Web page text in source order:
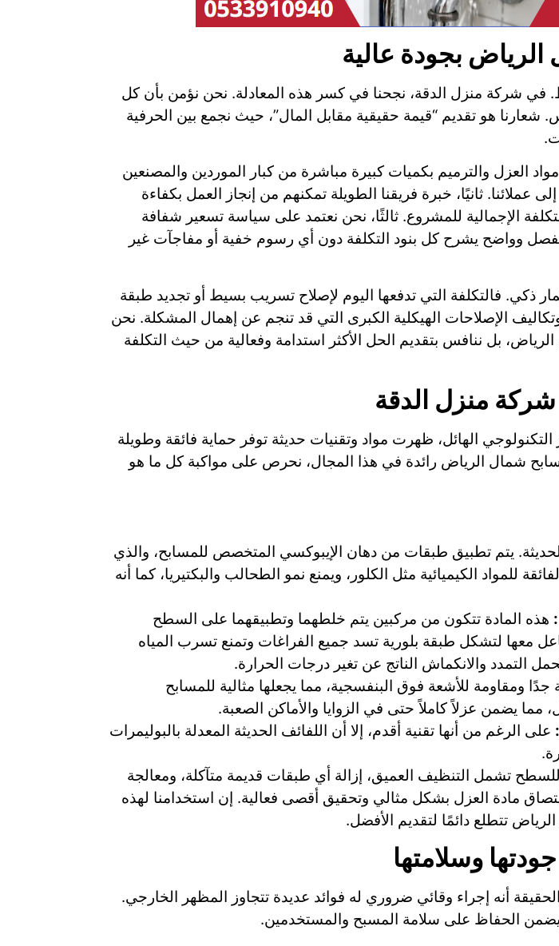
بجودة عالية
في شركة منزل الدقة، نجحنا في كسر هذه المعادلة. نحن نؤمن بأن كل
هو تقديم “قيمة حقيقية مقابل المال”، حيث نجمع بين الحرفية
العزل والترميم بكميات كبيرة مباشرة من كبار الموردين والمصنعين
عملائنا. ثانيًا، خبرة فريقنا الطويلة تمكنهم من إنجاز العمل بكفاءة
الإجمالية للمشروع. ثالثًا، نحن نعتمد على سياسة تسعير شفافة
وواضح يشرح كل بنود التكلفة دون أي رسوم خفية أو مفاجآت غير
فالتكلفة التي تدفعها اليوم لإصلاح تسريب بسيط أو تجديد طبقة
الإصلاحات الهيكلية الكبرى التي قد تنجم عن إهمال المشكلة. نحن
بل ننافس بتقديم الحل الأكثر استدامة وفعالية من حيث التكلفة
منزل الدقة
الهائل، ظهرت مواد وتقنيات حديثة توفر حماية فائقة وطويلة
شمال الرياض رائدة في هذا المجال، نحرص على مواكبة كل ما هو
يتم تطبيق طبقات من دهان الإيبوكسي المتخصص للمسابح، والذي
للمواد الكيميائية مثل الكلور، ويمنع نمو الطحالب والبكتيريا، كما أنه
هذه المادة تتكون من مركبين يتم خلطهما وتطبيقهما على السطح
معها لتشكل طبقة بلورية تسد جميع الفراغات وتمنع تسرب المياه
التمدد والانكماش الناتج عن تغير درجات الحرارة.
ومقاومة للأشعة فوق البنفسجية، مما يجعلها مثالية للمسابح
يضمن عزلاً كاملاً حتى في الزوايا والأماكن الصعبة.
على الرغم من أنها تقنية أقدم، إلا أن اللفائف الحديثة المعدلة بالبوليمرات
تشمل التنظيف العميق، إزالة أي طبقات قديمة متآكلة، ومعالجة
مادة العزل بشكل مثالي وتحقيق أقصى فعالية. إن استخدامنا لهذه
تتطلع دائمًا لتقديم الأفضل.
وسلامتها
أنه إجراء وقائي ضروري له فوائد عديدة تتجاوز المظهر الخارجي.
الحفاظ على سلامة المسبح والمستخدمين.